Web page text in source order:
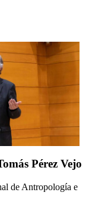
Pérez Vejo
de Antropología e